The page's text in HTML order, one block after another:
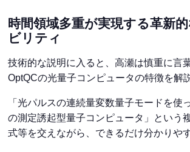
時間領域多重が実現する革新
ビリティ
技術的な説明に入ると、高瀬は慎重に言
OptQCの光量子コンピュータの特徴を解
「光パルスの連続量変数量子モードを使
の測定誘起型量子コンピュータ」という
式等を交えながら、できるだけ分かりや